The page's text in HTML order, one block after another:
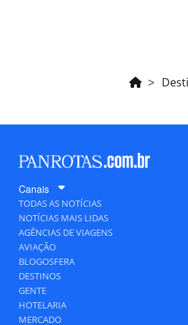
Canais
TODAS AS NOTÍCIAS
NOTÍCIAS MAIS LIDAS
AGÊNCIAS DE VIAGENS
AVIAÇÃO
BLOGOSFERA
DESTINOS
GENTE
HOTELARIA
MERCADO